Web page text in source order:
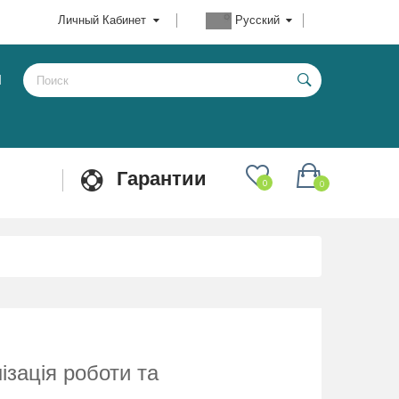
Русский
Личный Кабинет
Гарантии 0
0
роботи та